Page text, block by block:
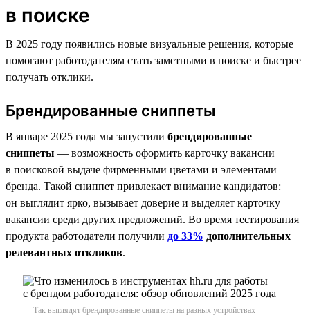
в поиске
В 2025 году появились новые визуальные решения, которые
помогают работодателям стать заметными в поиске и быстрее
получать отклики.
Брендированные сниппеты
В январе 2025 года мы запустили брендированные
сниппеты — возможность оформить карточку вакансии
в поисковой выдаче фирменными цветами и элементами
бренда. Такой сниппет привлекает внимание кандидатов:
он выглядит ярко, вызывает доверие и выделяет карточку
вакансии среди других предложений. Во время тестирования
продукта работодатели получили до 33% дополнительных
релевантных откликов.
Так выглядят брендированные сниппеты на разных устройствах